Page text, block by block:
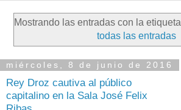
Mostrando las entradas con la etiqueta
todas las entradas
miércoles, 8 de junio de 2016
Rey Droz cautiva al público
capitalino en la Sala José Felix